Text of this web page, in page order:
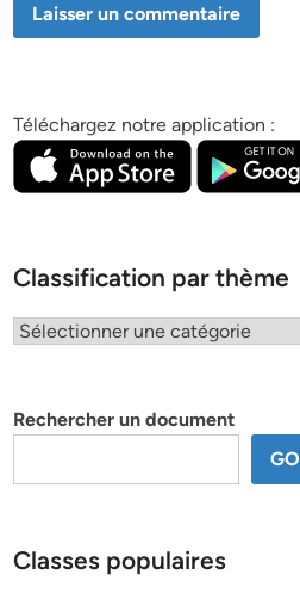
Téléchargez notre application :
Classification par thème
Classification
Rechercher un document
GO
Classes populaires